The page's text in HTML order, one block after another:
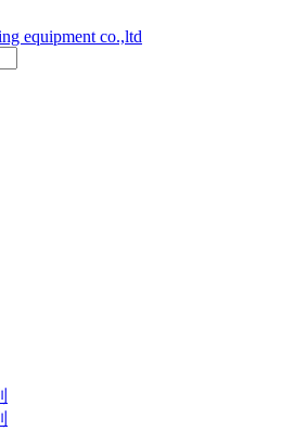
equipment co.,ltd